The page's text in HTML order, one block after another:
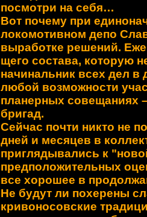
посмотри на себя…
Вот почему при
локомотивном депо
выработке решений.
щего состава, которую
начи­нальник всех дел в
любой возможности
планерных совещаниях
бригад.
Сейчас почти никто не
дней и месяцев в
приглядыва­лись к
предположи­тельных
все хорошее в
Не будут ли похерены
кривоносовские